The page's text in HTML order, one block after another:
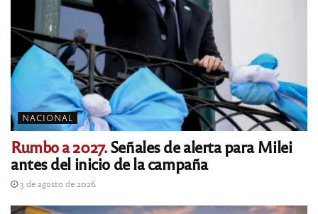
NACIONAL
Rumbo a 2027.Señales de alerta para Milei
antes del inicio de la campaña
3 de agosto de 2026